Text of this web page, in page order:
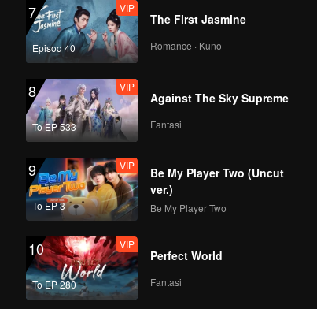
7
Episod 40
VIP
The First Jasmine
Romance · Kuno
8
To EP 533
VIP
Against The Sky Supreme
Fantasi
9
To EP 3
VIP
Be My Player Two (Uncut
ver.)
Be My Player Two
10
To EP 280
VIP
Perfect World
Fantasi